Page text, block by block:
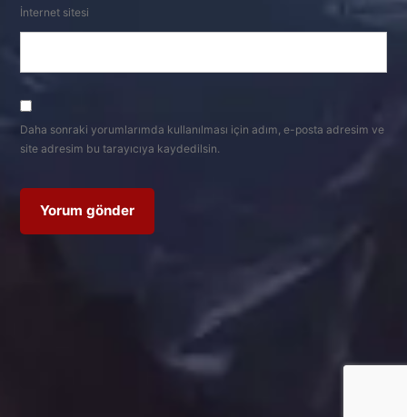
İnternet sitesi
Daha sonraki yorumlarımda kullanılması için adım, e-posta adresim ve
site adresim bu tarayıcıya kaydedilsin.